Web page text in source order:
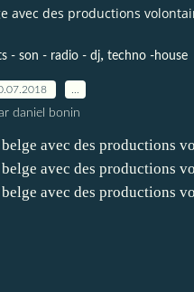
avec des productions
- son - radio - dj, techno -house
daniel bonin